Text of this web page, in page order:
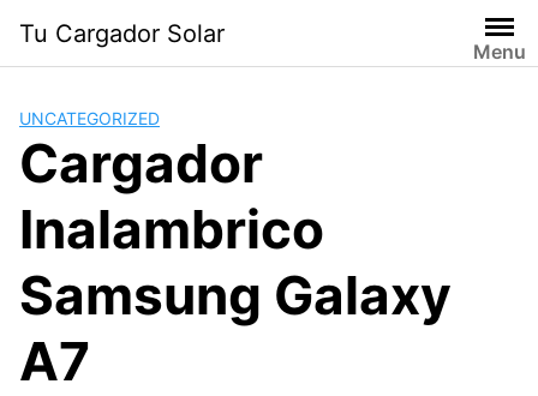
contenido
Tu Cargador Solar
Menu
UNCATEGORIZED
Cargador
Inalambrico
Samsung Galaxy
A7